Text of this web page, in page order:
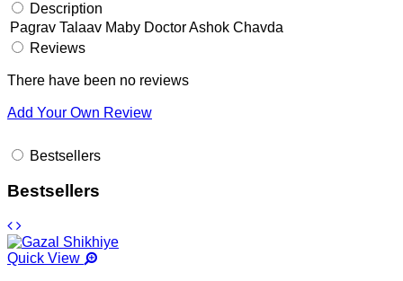
Description
Pagrav Talaav Maby Doctor Ashok Chavda
Reviews
There have been no reviews
Add Your Own Review
Bestsellers
Bestsellers
Quick View